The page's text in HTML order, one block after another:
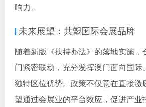
响力。
未来展望：共塑国际会展品牌
随着新版《扶持办法》的落地实施，
门紧密联动，充分发挥澳门面向国际
独特区位优势。政策不仅意在直接激
望通过会展业的平台效应，促进产业